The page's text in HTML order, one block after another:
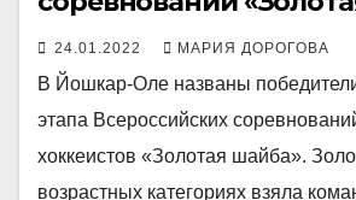
24.01.2022 МАРИЯ ДОРОГОВА
В Йошкар-Оле названы
этапа Всероссийских
хоккеистов «Золотая шайба».
возрастных категориях взяла